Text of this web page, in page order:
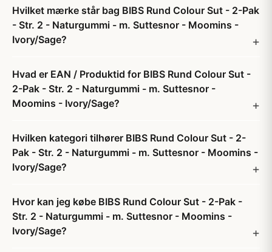
Hvilket mærke står bag BIBS Rund Colour Sut - 2-Pak
- Str. 2 - Naturgummi - m. Suttesnor - Moomins -
Ivory/Sage?
Hvad er EAN / Produktid for BIBS Rund Colour Sut -
2-Pak - Str. 2 - Naturgummi - m. Suttesnor -
Moomins - Ivory/Sage?
Hvilken kategori tilhører BIBS Rund Colour Sut - 2-
Pak - Str. 2 - Naturgummi - m. Suttesnor - Moomins -
Ivory/Sage?
Hvor kan jeg købe BIBS Rund Colour Sut - 2-Pak -
Str. 2 - Naturgummi - m. Suttesnor - Moomins -
Ivory/Sage?